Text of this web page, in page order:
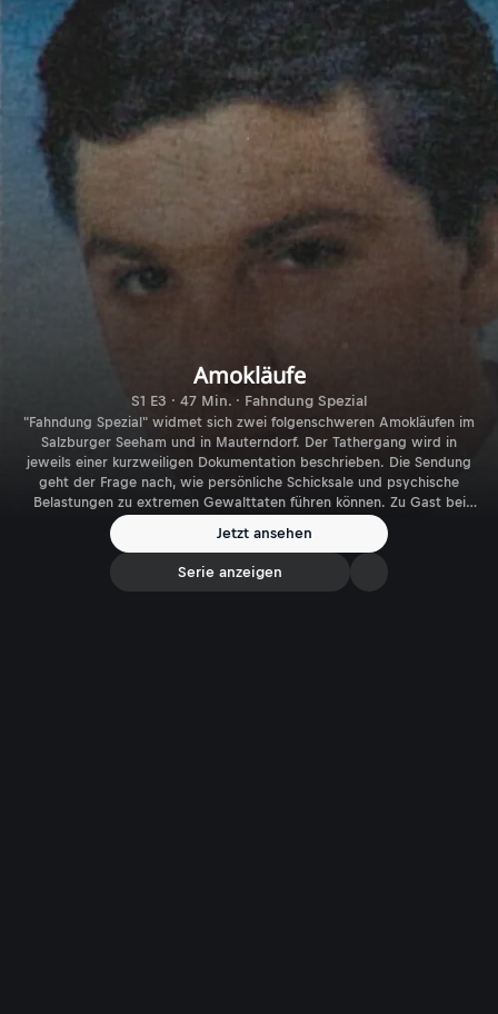
Amokläufe
S1 E3 · 47 Min. · Fahndung Spezial
"Fahndung Spezial" widmet sich zwei folgenschweren Amokläufen im
Salzburger Seeham und in Mauterndorf. Der Tathergang wird in
jeweils einer kurzweiligen Dokumentation beschrieben. Die Sendung
geht der Frage nach, wie persönliche Schicksale und psychische
Belastungen zu extremen Gewalttaten führen können. Zu Gast bei
Moderator Hans Martin Paar: Gerichtspsychiaterin Dr. Sigrun
Roßmanith - sie versucht, das Unfassbare aus psychologischer Sicht
einzuordnen.
Jetzt ansehen
Serie anzeigen